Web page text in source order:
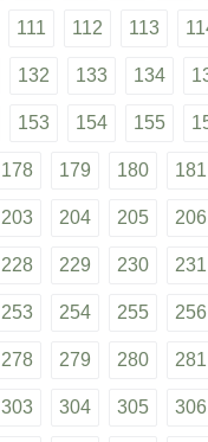
111 112 113
132 133 134
153 154 155
178 179 180 181
203 204 205 206
228 229 230 231
253 254 255 256
278 279 280 281
303 304 305 306